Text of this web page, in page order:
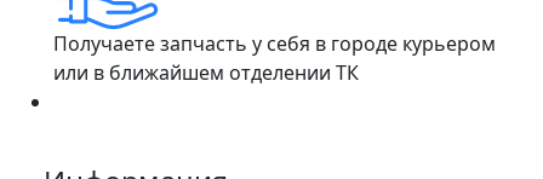
Получаете запчасть у себя в городе курьером
или в ближайшем отделении ТК